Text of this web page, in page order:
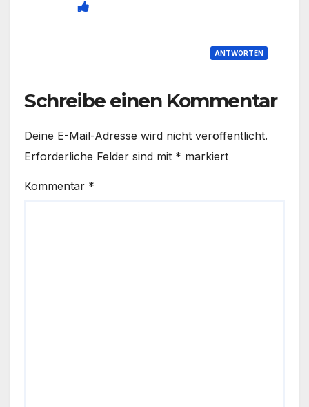
ANTWORTEN
Schreibe einen Kommentar
Deine E-Mail-Adresse wird nicht veröffentlicht.
Erforderliche Felder sind mit * markiert
Kommentar *